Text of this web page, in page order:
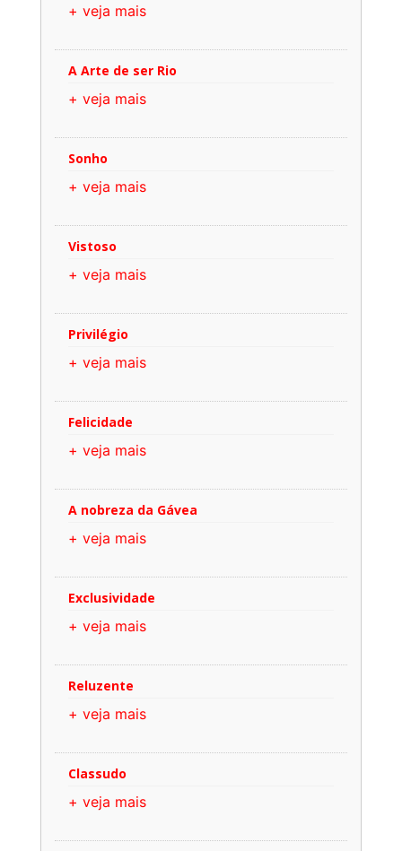
+ veja mais
A Arte de ser Rio
+ veja mais
Sonho
+ veja mais
Vistoso
+ veja mais
Privilégio
+ veja mais
Felicidade
+ veja mais
A nobreza da Gávea
+ veja mais
Exclusividade
+ veja mais
Reluzente
+ veja mais
Classudo
+ veja mais